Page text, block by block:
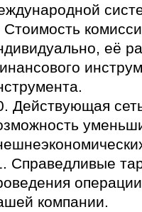
Стоимость
её
Действующая
Справедливые
компании.